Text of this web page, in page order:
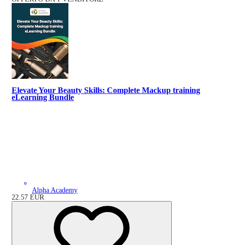
Elevate Your Beauty Skills: Complete Mackup training
eLearning Bundle
Alpha Academy
22.57 EUR